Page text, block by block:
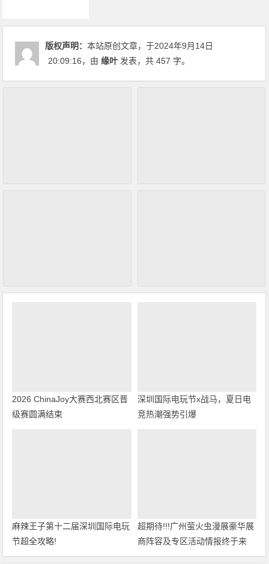
版权声明：本站原创文章，于2024年9月14日
20:09:16，由缘叶 发表，共 457 字。
2026 ChinaJoy大赛西北赛区晋
级赛圆满结束
深圳国际电玩节x战马，夏日电
竞热潮强势引爆
麻辣王子第十二届深圳国际电玩
节超全攻略!
超期待!!!广州萤火虫漫展豪华展
商阵容及专区活动情报终于来
啦！